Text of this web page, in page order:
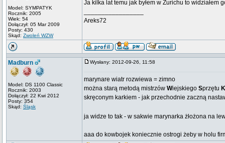
Model: SYMPATYK
Rocznik: 2005
Wiek: 54
Dołączył: 05 Mar 2009
Posty: 430
Skąd: Zwoleń WZW
Ja kilka lat temu jak byłem w Zurichu to
Areks72
Madburn
Model: DS 1100 Classic
Rocznik: 2003
Dołączył: 22 Kwi 2012
Posty: 354
Skąd: Śląsk
Wysłany: 2012-09-26, 11:58
marynare wiatr rozwiewa = zimno
można starą metodą mistrzów Wiejskiego Sprzętu K
skręconym karkiem - jak przechodnie zaczną
ja widze to tak - w sakwie marynarka żłożona na
aaa do kowbojek koniecznie ostrogi żeby w holu